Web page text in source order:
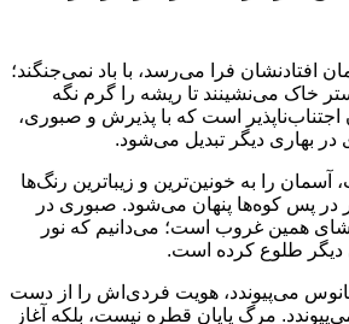
افتادنشان فرا می‌رسد، با باد نمی‌جنگند؛
خاک می‌نشینند تا ریشه را گرم نگه
است که با پذیرش و صبوری،
در بهاری دیگر تبدیل می‌شود.
را به خونین‌ترین و زیباترین رنگ‌ها
در پس کوه‌ها پنهان می‌شود. صبوری در
همین غروب است؛ می‌دانیم که نور
دیگر طلوع کرده است.
می‌پیوندد، هویت فردی‌اش را از دست
مرگ پایان قطره نیست، بلکه آغاز